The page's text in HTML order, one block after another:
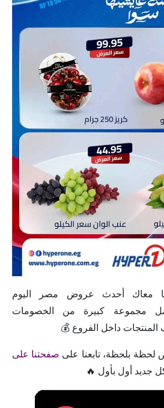
معاك أحدث عروض مصر اليوم
مجموعة كبيرة من الخصومات
داخل الفروع 💰
لحظة بلحظة، تابعنا على صفحتنا على
جديد أول بأول 🔥